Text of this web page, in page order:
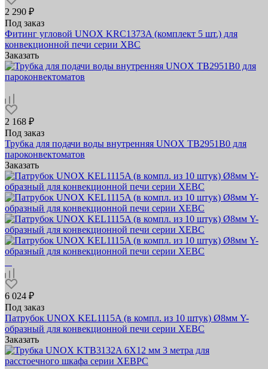
2 290 ₽
Под заказ
Фитинг угловой UNOX KRC1373A (комплект 5 шт.) для
конвекционной печи серии XBC
Заказать
2 168 ₽
Под заказ
Трубка для подачи воды внутренняя UNOX TB2951B0 для
пароконвектоматов
Заказать
6 024 ₽
Под заказ
Патрубок UNOX KEL1115A (в компл. из 10 штук) Ø8мм Y-
образный для конвекционной печи серии XEBC
Заказать